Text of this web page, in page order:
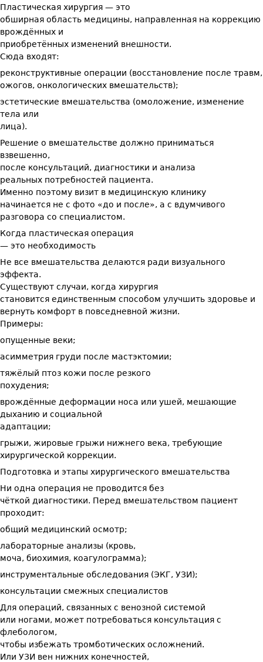
Пластическая хирургия — это
обширная область медицины, направленная на коррекцию
врождённых и
приобретённых изменений внешности.
Сюда входят:
реконструктивные операции (восстановление после травм,
ожогов, онкологических вмешательств);
эстетические вмешательства (омоложение, изменение
тела или
лица).
Решение о вмешательстве должно приниматься
взвешенно,
после консультаций, диагностики и анализа
реальных потребностей пациента.
Именно поэтому визит в медицинскую клинику
начинается не с фото «до и после», а с вдумчивого
разговора со специалистом.
Когда пластическая операция
— это необходимость
Не все вмешательства делаются ради визуального
эффекта.
Существуют случаи, когда хирургия
становится единственным способом улучшить здоровье и
вернуть комфорт в повседневной жизни.
Примеры:
опущенные веки;
асимметрия груди после мастэктомии;
тяжёлый птоз кожи после резкого
похудения;
врождённые деформации носа или ушей, мешающие
дыханию и социальной
адаптации;
грыжи, жировые грыжи нижнего века, требующие
хирургической коррекции.
Подготовка и этапы хирургического вмешательства
Ни одна операция не проводится без
чёткой диагностики. Перед вмешательством пациент
проходит:
общий медицинский осмотр;
лабораторные анализы (кровь,
моча, биохимия, коагулограмма);
инструментальные обследования (ЭКГ, УЗИ);
консультации смежных специалистов
Для операций, связанных с венозной системой
или ногами, может потребоваться консультация с
флебологом,
чтобы избежать тромботических осложнений.
Или УЗИ вен нижних конечностей,